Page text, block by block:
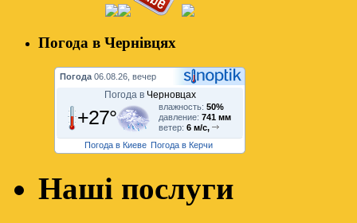
Погода в Чернівцях
Погода 06.08.26, вечер
Погода в Черновцах
+27° влажность: 50%
давление: 741 мм
ветер: 6 м/с,
Погода в Киеве Погода в Керчи
Наші послуги